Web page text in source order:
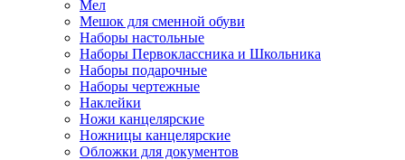
Мел
Мешок для сменной обуви
Наборы настольные
Наборы Первоклассника и Школьника
Наборы подарочные
Наборы чертежные
Наклейки
Ножи канцелярские
Ножницы канцелярские
Обложки для документов